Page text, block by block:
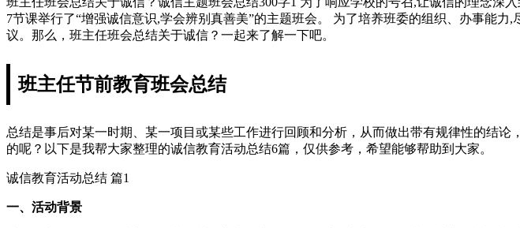
7节课举行了“增强诚信意识,学会辨别真善美”的主题班会。 为了培养班委的组织、办事能
议。那么，班主任班会总结关于诚信？一起来了解一下吧。
班主任节前教育班会总结
总结是事后对某一时期、某一项目或某些工作进行回顾和分析，从而做出带有规律性的结
的呢？以下是我帮大家整理的诚信教育活动总结6篇，仅供参考，希望能够帮助到大家。
诚信教育活动总结 篇1
一、活动背景